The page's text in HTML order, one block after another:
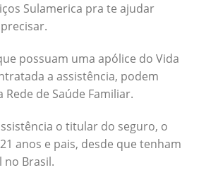
Sulamerica pra te ajudar
possuam uma apólice do Vida
a assistência, podem
de Saúde Familiar.
o titular do seguro, o
anos e pais, desde que tenham
no Brasil.